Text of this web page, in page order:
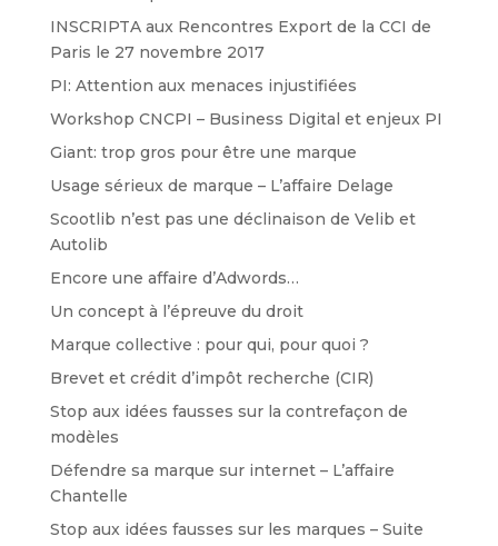
INSCRIPTA aux Rencontres Export de la CCI de
Paris le 27 novembre 2017
PI: Attention aux menaces injustifiées
Workshop CNCPI – Business Digital et enjeux PI
Giant: trop gros pour être une marque
Usage sérieux de marque – L’affaire Delage
Scootlib n’est pas une déclinaison de Velib et
Autolib
Encore une affaire d’Adwords…
Un concept à l’épreuve du droit
Marque collective : pour qui, pour quoi ?
Brevet et crédit d’impôt recherche (CIR)
Stop aux idées fausses sur la contrefaçon de
modèles
Défendre sa marque sur internet – L’affaire
Chantelle
Stop aux idées fausses sur les marques – Suite